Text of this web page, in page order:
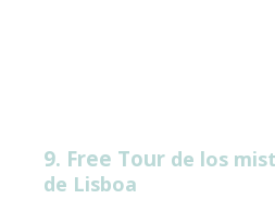
9. Free Tour de los
de Lisboa